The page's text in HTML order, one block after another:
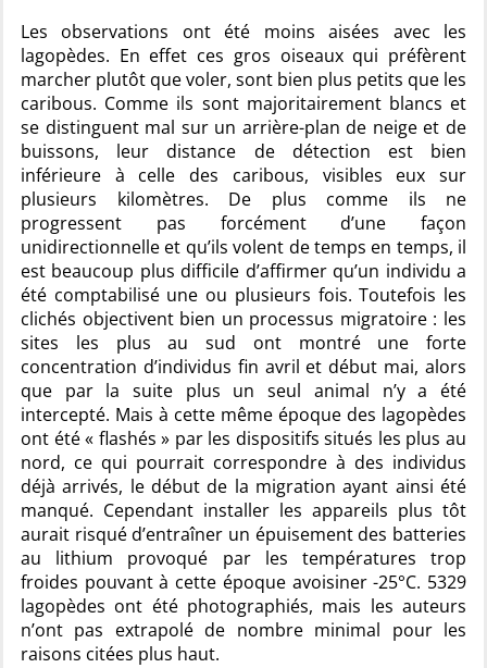
Les observations ont été moins aisées avec les
lagopèdes. En effet ces gros oiseaux qui préfèrent
marcher plutôt que voler, sont bien plus petits que les
caribous. Comme ils sont majoritairement blancs et
se distinguent mal sur un arrière-plan de neige et de
buissons, leur distance de détection est bien
inférieure à celle des caribous, visibles eux sur
plusieurs kilomètres. De plus comme ils ne
progressent pas forcément d’une façon
unidirectionnelle et qu’ils volent de temps en temps, il
est beaucoup plus difficile d’affirmer qu’un individu a
été comptabilisé une ou plusieurs fois. Toutefois les
clichés objectivent bien un processus migratoire : les
sites les plus au sud ont montré une forte
concentration d’individus fin avril et début mai, alors
que par la suite plus un seul animal n’y a été
intercepté. Mais à cette même époque des lagopèdes
ont été « flashés » par les dispositifs situés les plus au
nord, ce qui pourrait correspondre à des individus
déjà arrivés, le début de la migration ayant ainsi été
manqué. Cependant installer les appareils plus tôt
aurait risqué d’entraîner un épuisement des batteries
au lithium provoqué par les températures trop
froides pouvant à cette époque avoisiner -25°C. 5329
lagopèdes ont été photographiés, mais les auteurs
n’ont pas extrapolé de nombre minimal pour les
raisons citées plus haut.